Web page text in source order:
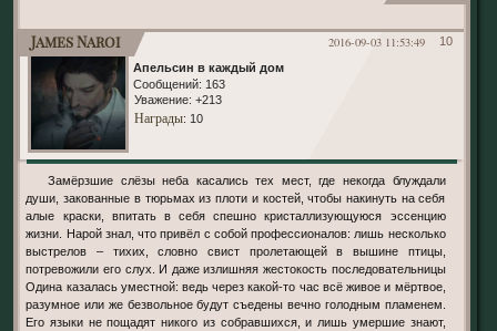
10
2016-09-03 11:53:49
James Naroi
Апельсин в каждый дом
Сообщений: 163
Уважение: +213
Награды: 10
Замёрзшие слёзы неба касались тех мест, где некогда блуждали
души, закованные в тюрьмах из плоти и костей, чтобы накинуть на себя
алые краски, впитать в себя спешно кристаллизующуюся эссенцию
жизни. Нарой знал, что привёл с собой профессионалов: лишь несколько
выстрелов – тихих, словно свист пролетающей в вышине птицы,
потревожили его слух. И даже излишняя жестокость последовательницы
Одина казалась уместной: ведь через какой-то час всё живое и мёртвое,
разумное или же безвольное будут съедены вечно голодным пламенем.
Его языки не пощадят никого из собравшихся, и лишь умершие знают,